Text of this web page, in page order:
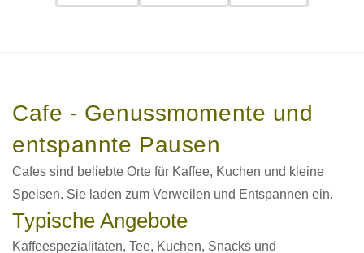
Cafe - Genussmomente und
entspannte Pausen
Cafes sind beliebte Orte für Kaffee, Kuchen und kleine
Speisen. Sie laden zum Verweilen und Entspannen ein.
Typische Angebote
Kaffeespezialitäten, Tee, Kuchen, Snacks und